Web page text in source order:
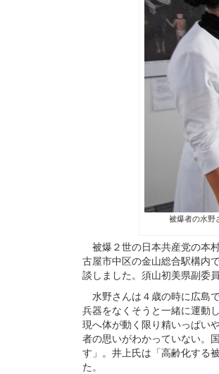
被爆者の水野
被爆２世の日本共産党の本
古屋市中区の金山総合駅構内
談しました。須山初美県副委
水野さんは４歳の時に広島
兵器をなくそうと一緒に運動
現へ体が動く限り精いっぱい
者の思いがわかっていない。
す」。井上氏は「高齢化する
た。